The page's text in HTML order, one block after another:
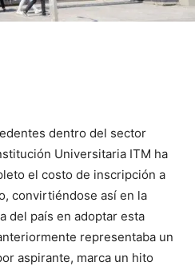
dentro del sector
Universitaria ITM ha
el costo de inscripción a
convirtiéndose así en la
del país en adoptar esta
representaba un
aspirante, marca un hito